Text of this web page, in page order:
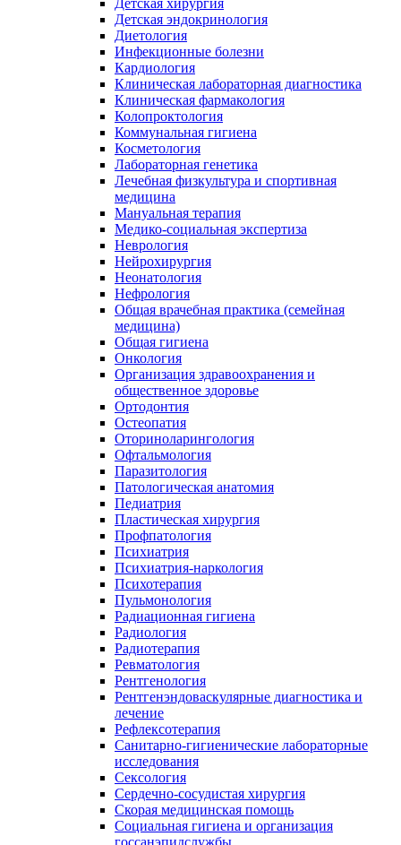
Детская хирургия
Детская эндокринология
Диетология
Инфекционные болезни
Кардиология
Клиническая лабораторная диагностика
Клиническая фармакология
Колопроктология
Коммунальная гигиена
Косметология
Лабораторная генетика
Лечебная физкультура и спортивная
медицина
Мануальная терапия
Медико-социальная экспертиза
Неврология
Нейрохирургия
Неонатология
Нефрология
Общая врачебная практика (семейная
медицина)
Общая гигиена
Онкология
Организация здравоохранения и
общественное здоровье
Ортодонтия
Остеопатия
Оториноларингология
Офтальмология
Паразитология
Патологическая анатомия
Педиатрия
Пластическая хирургия
Профпатология
Психиатрия
Психиатрия-наркология
Психотерапия
Пульмонология
Радиационная гигиена
Радиология
Радиотерапия
Ревматология
Рентгенология
Рентгенэндоваскулярные диагностика и
лечение
Рефлексотерапия
Санитарно-гигиенические лабораторные
исследования
Сексология
Сердечно-сосудистая хирургия
Скорая медицинская помощь
Социальная гигиена и организация
госсанэпидслужбы